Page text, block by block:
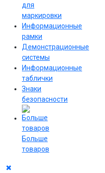
для
маркировки
Информационные
рамки
Демонстрационные
системы
Информационные
таблички
Знаки
безопасности
Больше
товаров